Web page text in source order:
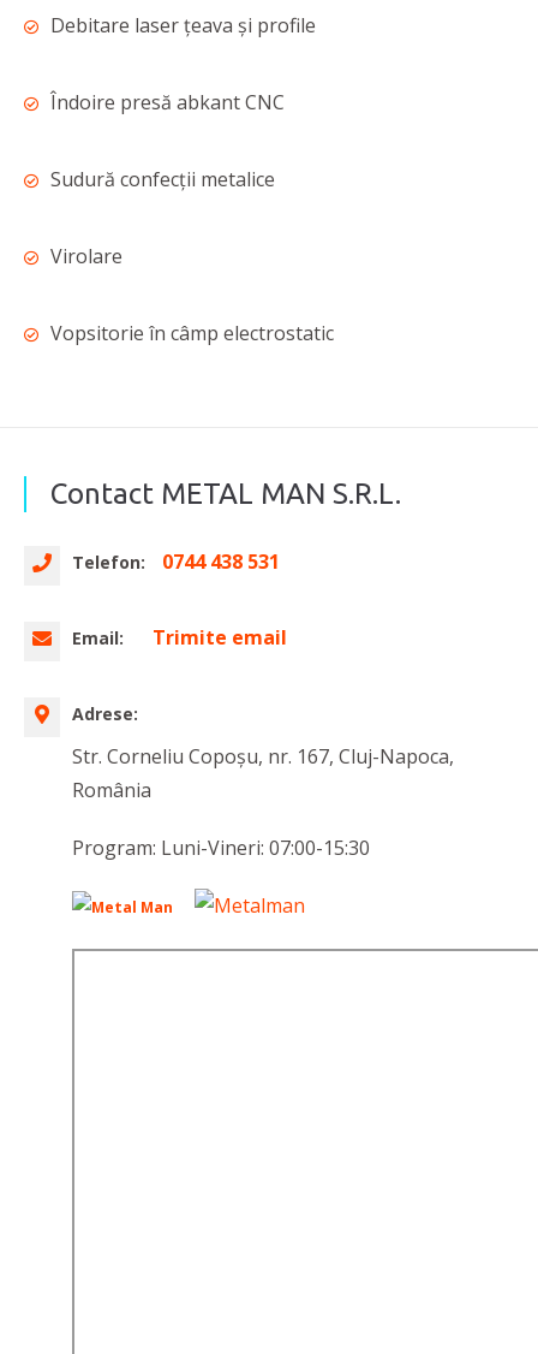
Debitare laser ţeava şi profile
Îndoire presă abkant CNC
Sudură confecţii metalice
Virolare
Vopsitorie în câmp electrostatic
Contact METAL MAN S.R.L.
Telefon: 0744 438 531
Email: Trimite email
Adrese:
Str. Corneliu Copoşu, nr. 167, Cluj-Napoca,
România
Program: Luni-Vineri: 07:00-15:30